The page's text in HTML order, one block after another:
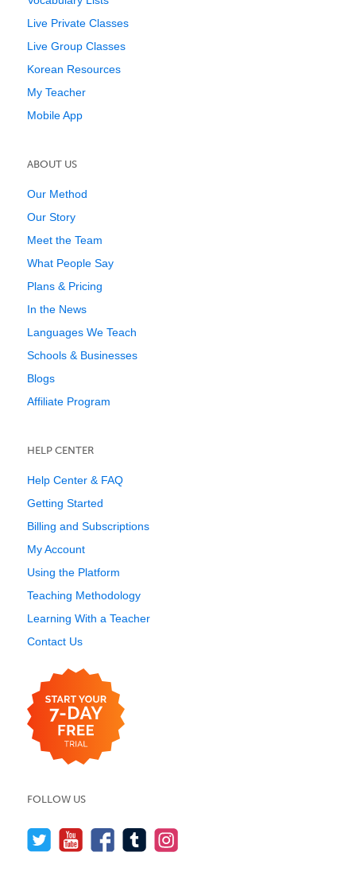
Live Private Classes
Live Group Classes
Korean Resources
My Teacher
Mobile App
ABOUT US
Our Method
Our Story
Meet the Team
What People Say
Plans & Pricing
In the News
Languages We Teach
Schools & Businesses
Blogs
Affiliate Program
HELP CENTER
Help Center & FAQ
Getting Started
Billing and Subscriptions
My Account
Using the Platform
Teaching Methodology
Learning With a Teacher
Contact Us
FOLLOW US